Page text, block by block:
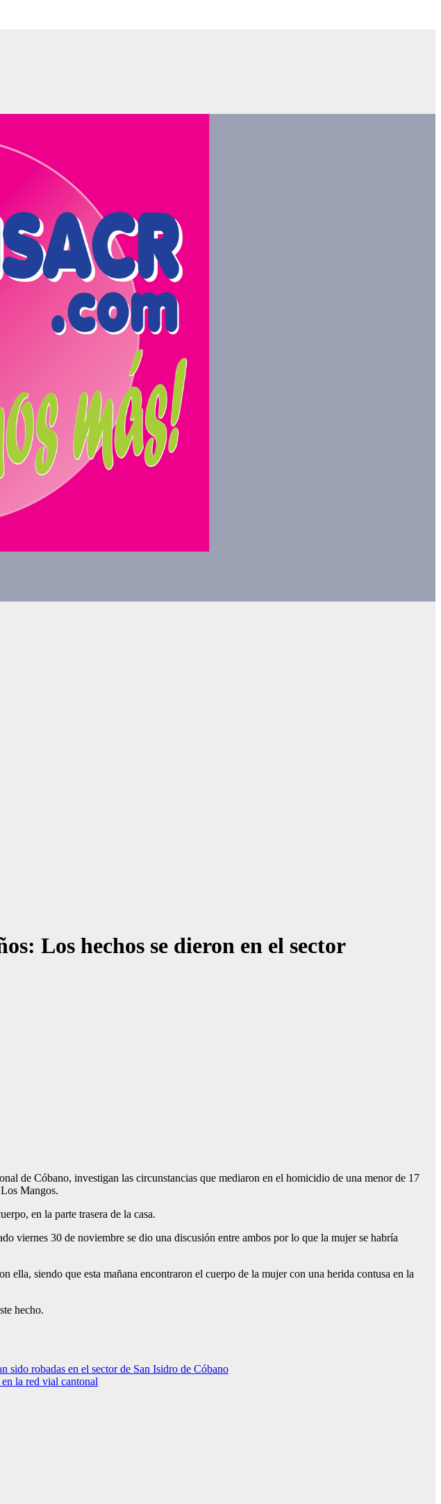
Los hechos se dieron en el sector
de Cóbano, investigan las circunstancias que mediaron en el homicidio de una menor de 17
Mangos.
en la parte trasera de la casa.
viernes 30 de noviembre se dio una discusión entre ambos por lo que la mujer se habría
ella, siendo que esta mañana encontraron el cuerpo de la mujer con una herida contusa en la
hecho.
sido robadas en el sector de San Isidro de Cóbano
la red vial cantonal